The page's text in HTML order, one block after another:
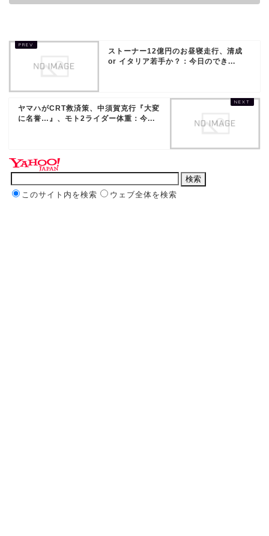
ストーナー12億円のお昼寝走行、清成
or イタリア若手か？：今日のでき...
ヤマハがCRT救済策、中須賀克行『大変
に名誉…』、モト2ライダー体重：今...
このサイト内を検索 ウェブ全体を検索